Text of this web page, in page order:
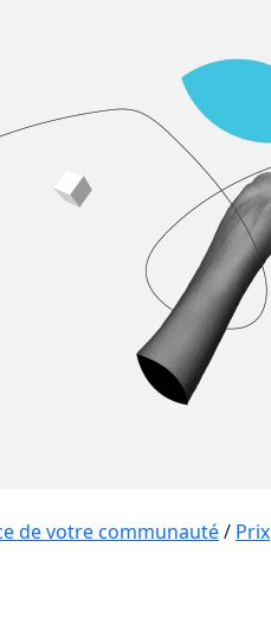
de votre communauté/ Prix